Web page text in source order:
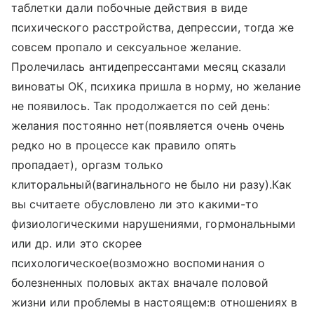
таблетки дали побочные действия в виде
психического расстройства, депрессии, тогда же
совсем пропало и сексуальное желание.
Пролечилась антидепрессантами месяц сказали
виноваты ОК, психика пришла в норму, но желание
не появилось. Так продолжается по сей день:
желания постоянно нет(появляется очень очень
редко но в процессе как правило опять
пропадает), оргазм только
клиторальный(вагинального не было ни разу).Как
вы считаете обусловлено ли это какими-то
физиологическими нарушениями, гормональными
или др. или это скорее
психологическое(возможно воспоминания о
болезненных половых актах вначале половой
жизни или проблемы в настоящем:в отношениях в